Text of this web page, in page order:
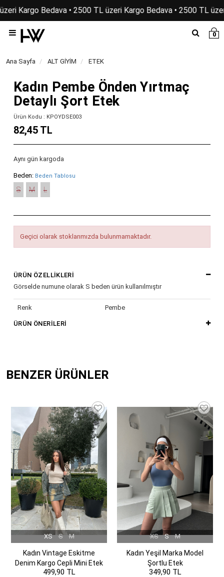
Kargo Bedava • 2500 TL üzeri Kargo Bedava • 2500 TL
0
Ana Sayfa ALT GİYİM ETEK
Kadın Pembe Önden Yırtmaç
Detaylı Şort Etek
Ürün Kodu : KPOYDSE003
82,45 TL
Aynı gün kargoda
Beden: Beden Tablosu
S M L
Geçici olarak stoklarımızda bulunmamaktadır.
ÜRÜN ÖZELLIKLERI
Görselde numune olarak S beden ürün kullanılmıştır
Renk Pembe
ÜRÜN ÖNERILERI
BENZER ÜRÜNLER
XS S M
Kadın Vintage Eskitme
Denim Kargo Cepli Mini Etek
499,90 TL
XS S M
Kadın Yeşil Marka Model
Şortlu Etek
349,90 TL